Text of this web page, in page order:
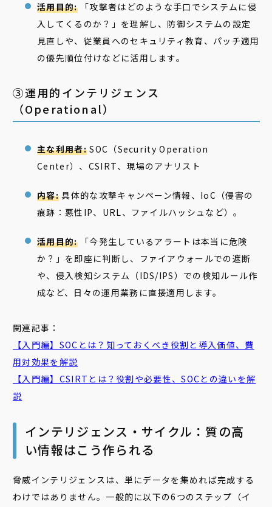
活用目的:「攻撃者はどのような手口でシステムに侵
入してくるのか？」を理解し、防御システムの設定
見直しや、従業員へのセキュリティ教育、パッチ適用
の優先順位付けなどに活用します。
③運用的インテリジェンス
（Operational）
主な利用者:SOC（Security Operation
Center）、CSIRT、現場のアナリスト
内容:具体的な攻撃キャンペーン情報、IoC（侵害の
痕跡：悪性IP、URL、ファイルハッシュなど）。
活用目的:「今発生しているアラートは本当に危険
か？」を即座に判断し、ファイアウォールでの遮断
や、侵入検知システム（IDS/IPS）での検知ルール作
成など、日々の運用業務に直接適用します。
関連記事：
【入門編】SOCとは？知っておくべき役割と導入価値、費
用対効果を解説
【入門編】CSIRTとは？役割や必要性、SOCとの違いを解
説
インテリジェンス・サイクル：質の高
い情報はこう作られる
脅威インテリジェンスは、単にデータを集めれば完成する
わけではありません。一般的に以下の6つのステップ（イ